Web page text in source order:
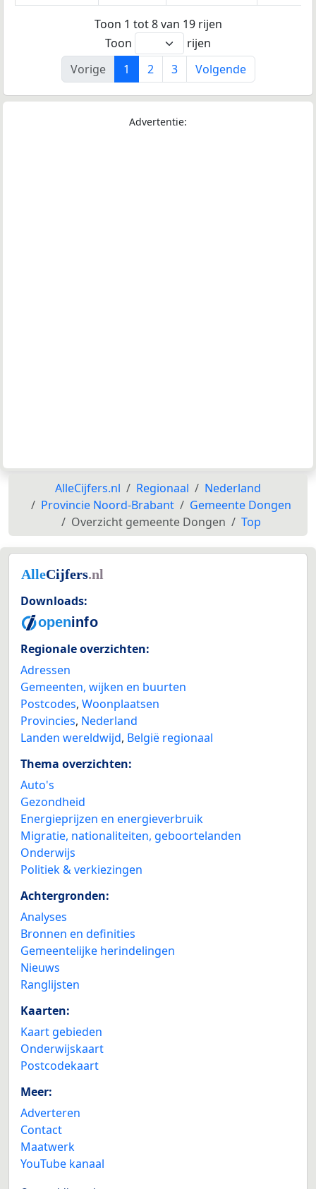
Toon 1 tot 8 van 19 rijen
Toon
rijen
Vorige
1 2 3 Volgende
Advertentie:
AlleCijfers.nl Regionaal
Nederland
Provincie Noord-Brabant
Gemeente Dongen
Overzicht gemeente Dongen
Top
Downloads:
Regionale overzichten:
Adressen
Gemeenten, wijken en buurten
Postcodes, Woonplaatsen
Provincies, Nederland
Landen wereldwijd, België regionaal
Thema overzichten:
Auto's
Gezondheid
Energieprijzen en energieverbruik
Migratie, nationaliteiten, geboortelanden
Onderwijs
Politiek & verkiezingen
Achtergronden:
Analyses
Bronnen en definities
Gemeentelijke herindelingen
Nieuws
Ranglijsten
Kaarten:
Kaart gebieden
Onderwijskaart
Postcodekaart
Meer:
Adverteren
Contact
Maatwerk
YouTube kanaal